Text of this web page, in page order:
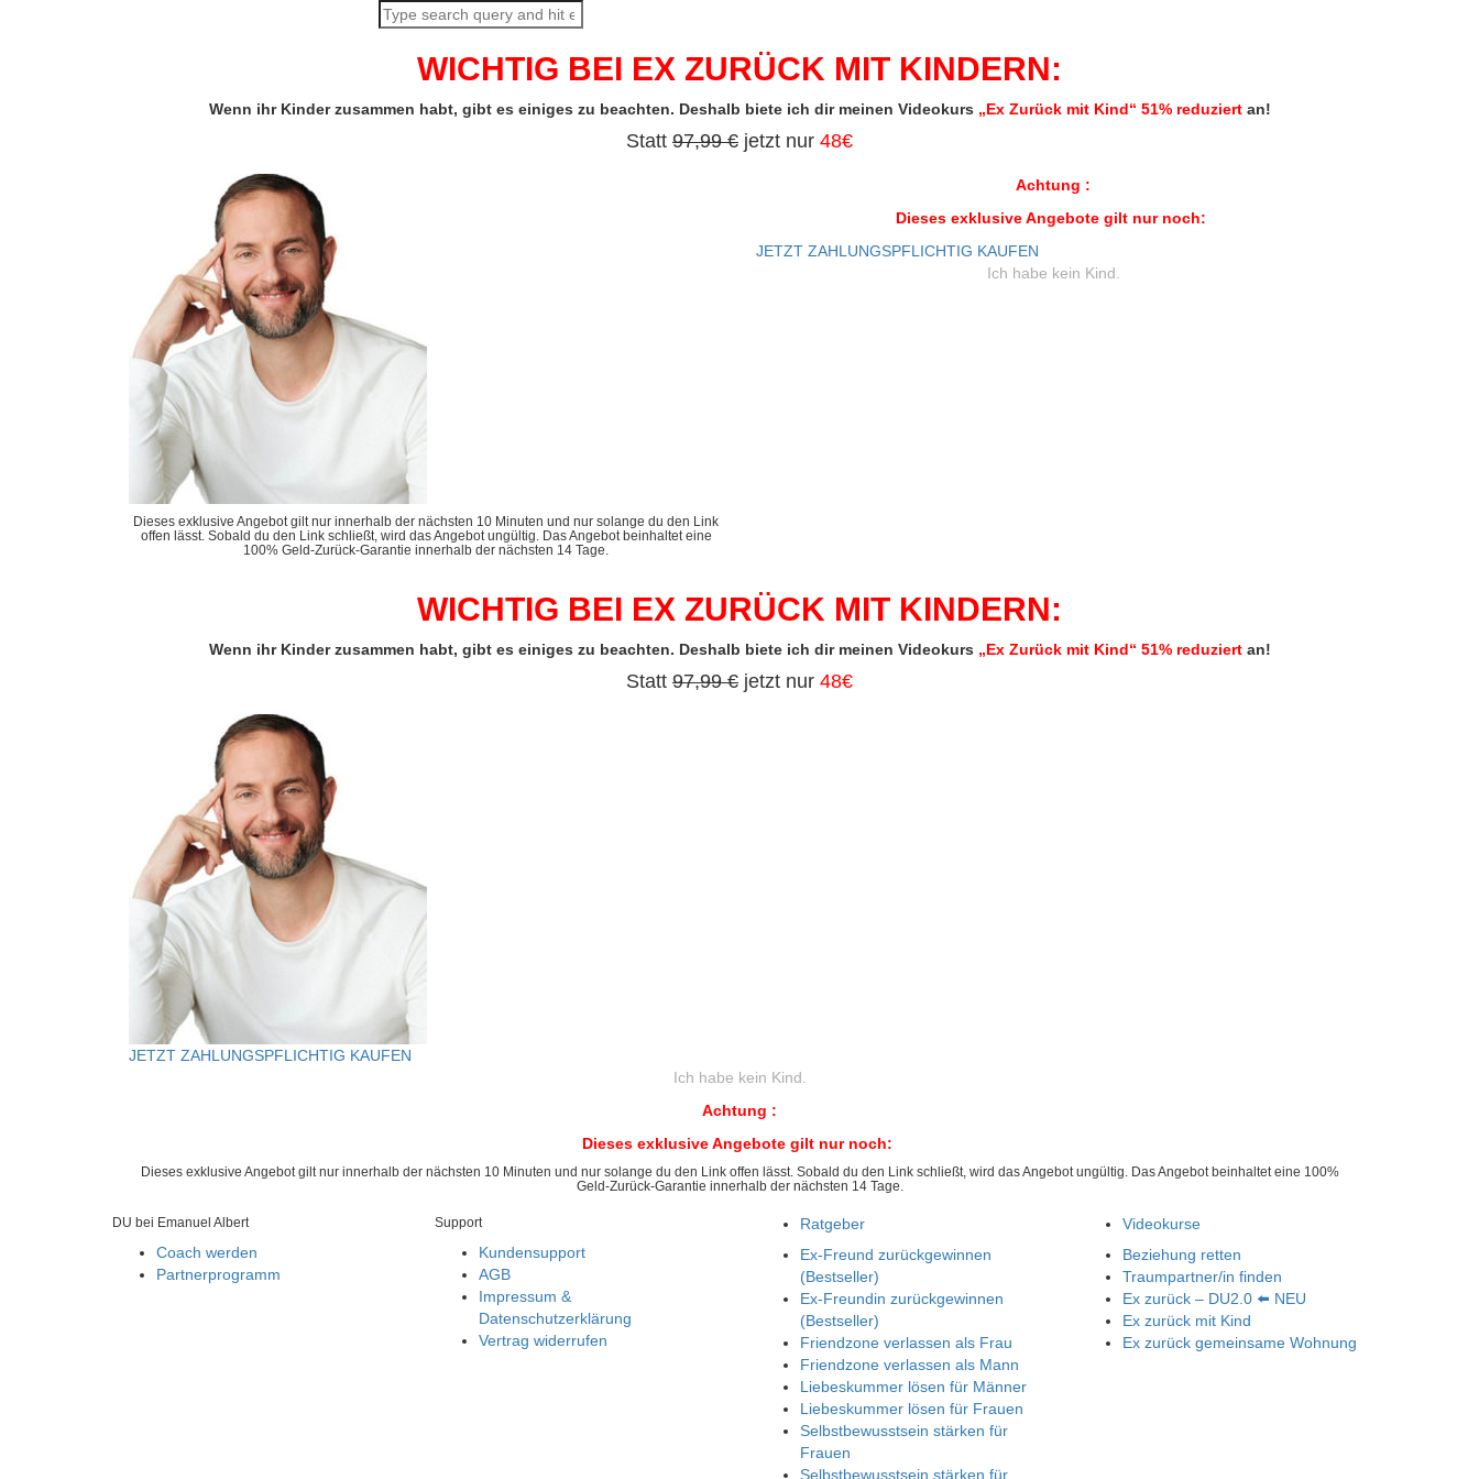
WICHTIG BEI EX ZURÜCK MIT KINDERN:
Wenn ihr Kinder zusammen habt, gibt es einiges zu beachten. Deshalb biete ich dir meinen Videokurs „Ex Zurück mit Kind“ 51% reduziertan!
Statt 97,99 € jetzt nur 48€
Dieses exklusive Angebot gilt nur innerhalb der nächsten 10 Minuten und nur solange du den Link
offen lässt. Sobald du den Link schließt, wird das Angebot ungültig. Das Angebot beinhaltet eine
100% Geld-Zurück-Garantie innerhalb der nächsten 14 Tage.
Achtung :
Dieses exklusive Angebote gilt nur noch:
JETZT ZAHLUNGSPFLICHTIG KAUFEN
Ich habe kein Kind.
WICHTIG BEI EX ZURÜCK MIT KINDERN:
Wenn ihr Kinder zusammen habt, gibt es einiges zu beachten. Deshalb biete ich dir meinen Videokurs „Ex Zurück mit Kind“ 51% reduziertan!
Statt 97,99 € jetzt nur 48€
JETZT ZAHLUNGSPFLICHTIG KAUFEN
Ich habe kein Kind.
Achtung :
Dieses exklusive Angebote gilt nur noch:
Dieses exklusive Angebot gilt nur innerhalb der nächsten 10 Minuten und nur solange du den Link offen lässt. Sobald du den Link schließt, wird das Angebot ungültig. Das Angebot beinhaltet eine 100%
Geld-Zurück-Garantie innerhalb der nächsten 14 Tage.
DU bei Emanuel Albert
Coach werden
Partnerprogramm
Support
Kundensupport
AGB
Impressum &
Datenschutzerklärung
Vertrag widerrufen
Ratgeber
Ex-Freund zurückgewinnen
(Bestseller)
Ex-Freundin zurückgewinnen
(Bestseller)
Friendzone verlassen als Frau
Friendzone verlassen als Mann
Liebeskummer lösen für Männer
Liebeskummer lösen für Frauen
Selbstbewusstsein stärken für
Frauen
Selbstbewusstsein stärken für
Videokurse
Beziehung retten
Traumpartner/in finden
Ex zurück – DU2.0 ⬅️ NEU
Ex zurück mit Kind
Ex zurück gemeinsame Wohnung